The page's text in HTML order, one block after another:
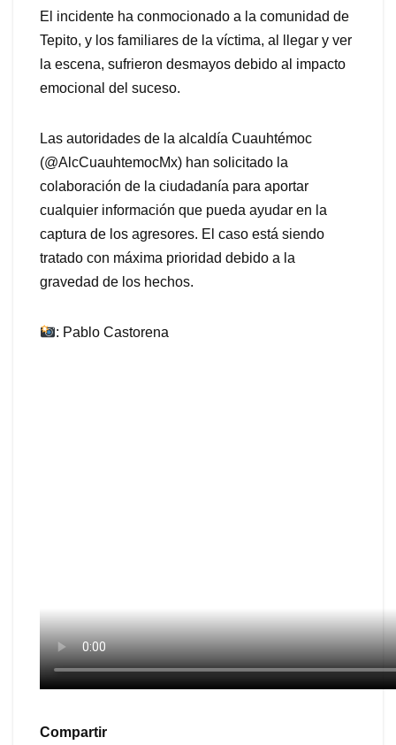
El incidente ha conmocionado a la comunidad de
Tepito, y los familiares de la víctima, al llegar y ver
la escena, sufrieron desmayos debido al impacto
emocional del suceso.
Las autoridades de la alcaldía Cuauhtémoc
(@AlcCuauhtemocMx) han solicitado la
colaboración de la ciudadanía para aportar
cualquier información que pueda ayudar en la
captura de los agresores. El caso está siendo
tratado con máxima prioridad debido a la
gravedad de los hechos.
: Pablo Castorena
Compartir